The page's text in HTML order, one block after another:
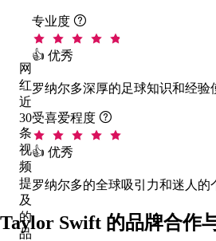
专业度 
👍 优秀
罗纳尔多深厚的足球知识和经
受喜爱程度 
👍 优秀
罗纳尔多的全球吸引力和迷人
Taylor Swift 的品牌合作
网
红
近
30
条
视
频
提
及
的
品